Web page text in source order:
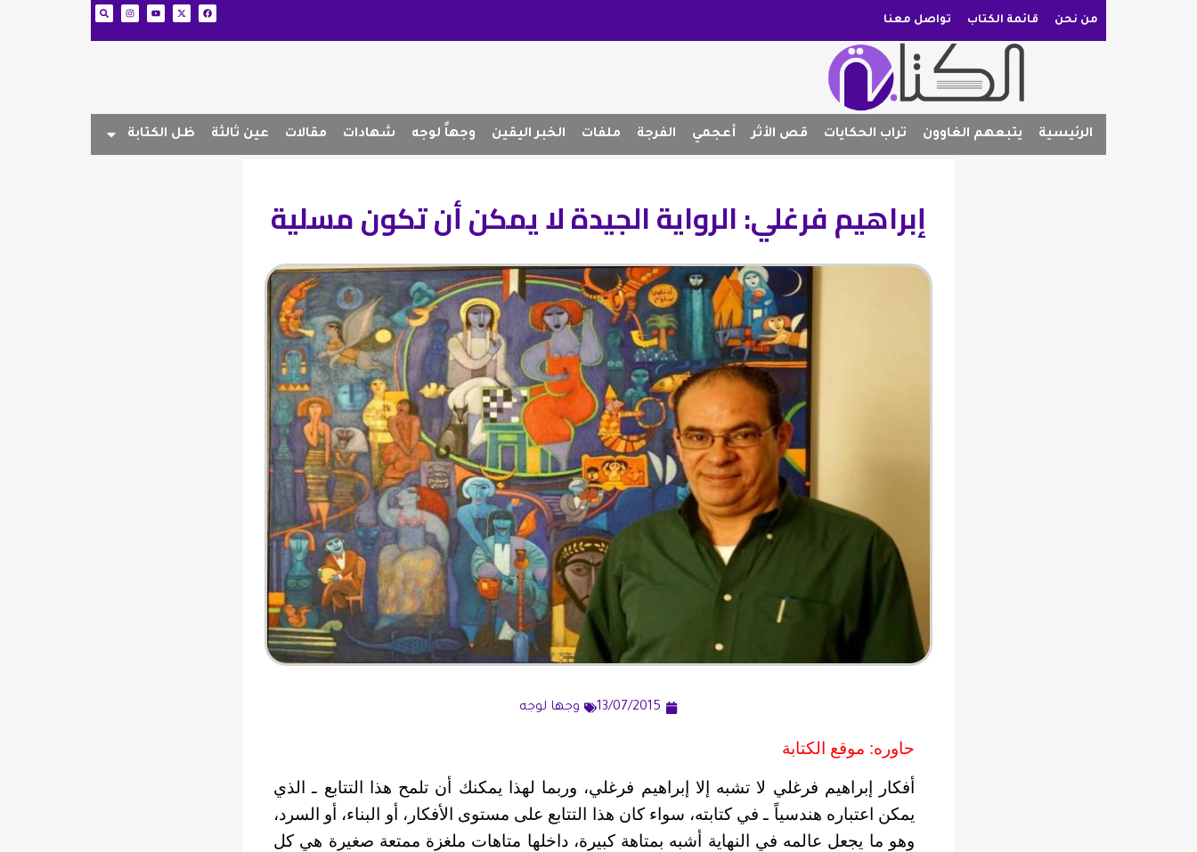
من نحن قائمة الكتاب تواصل معنا
الرئيسية يتبعهم الغاوون تراب الحكايات قص الأثر أعجمي الفرجة ملفات الخبر اليقين وجهاً لوجه شهادات مقالات عين ثالثة ظل الكتابة
إبراهيم فرغلي: الرواية الجيدة لا يمكن أن تكون مسلية
13/07/2015 وجها لوجه
حاوره: موقع الكتابة
أفكار إبراهيم فرغلي لا تشبه إلا إبراهيم فرغلي، وربما لهذا يمكنك أن تلمح هذا التتابع ـ الذي
يمكن اعتباره هندسياً ـ في كتابته، سواء كان هذا التتابع على مستوى الأفكار، أو البناء، أو السرد،
وهو ما يجعل عالمه في النهاية أشبه بمتاهة كبيرة، داخلها متاهات ملغزة ممتعة صغيرة هي كل